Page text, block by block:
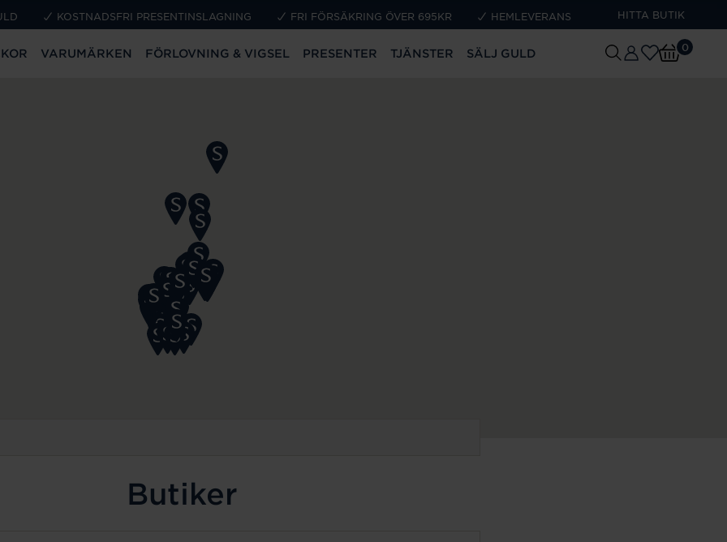
KOSTNADSFRI PRESENTINSLAGNING FRI FÖRSÄKRING ÖVER 695KR HEMLEVERANS HITTA BUTIK
VARUMÄRKEN FÖRLOVNING & VIGSEL PRESENTER TJÄNSTER SÄLJ GULD 0
Butiker